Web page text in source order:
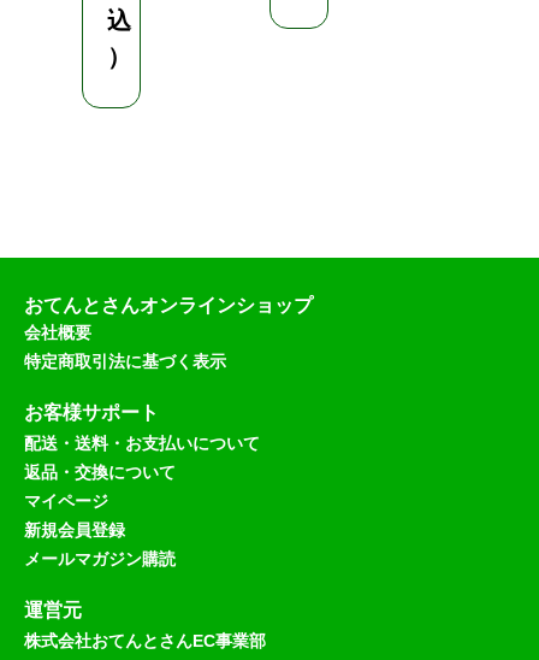
込
）
おてんとさんオンラインショップ
会社概要
特定商取引法に基づく表示
お客様サポート
配送・送料・お支払いについて
返品・交換について
マイページ
新規会員登録
メールマガジン購読
運営元
株式会社おてんとさんEC事業部